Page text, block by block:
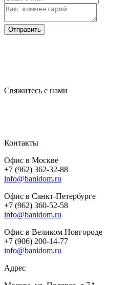
Отправить
Свяжитесь с нами
Контакты
Офис в Москве
+7 (962) 362-32-88
info@banidom.ru
Офис в Санкт-Петербурге
+7 (962) 360-52-58
info@banidom.ru
Офис в Великом Новгороде
+7 (906) 200-14-77
info@banidom.ru
Адрес